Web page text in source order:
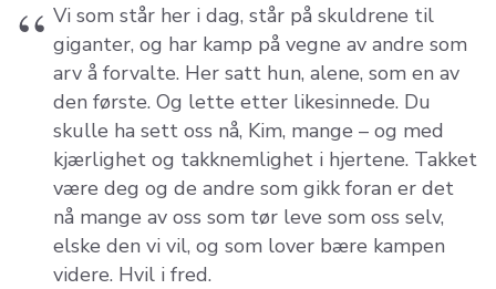
Vi som står her i dag, står på skuldrene til
giganter, og har kamp på vegne av andre som
arv å forvalte. Her satt hun, alene, som en av
den første. Og lette etter likesinnede. Du
skulle ha sett oss nå, Kim, mange – og med
kjærlighet og takknemlighet i hjertene. Takket
være deg og de andre som gikk foran er det
nå mange av oss som tør leve som oss selv,
elske den vi vil, og som lover bære kampen
videre. Hvil i fred.